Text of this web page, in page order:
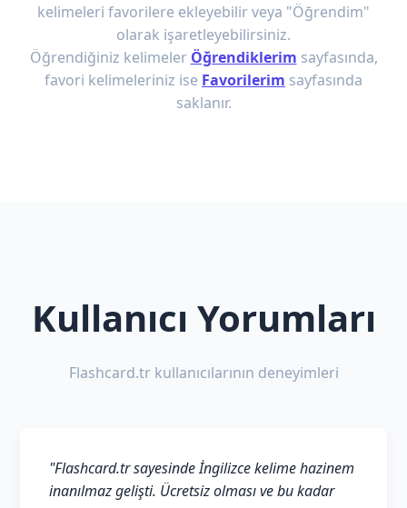
kelimeleri favorilere ekleyebilir veya "Öğrendim"
olarak işaretleyebilirsiniz.
Öğrendiğiniz kelimeler Öğrendiklerim sayfasında,
favori kelimeleriniz ise Favorilerim sayfasında
saklanır.
Kullanıcı Yorumları
Flashcard.tr kullanıcılarının deneyimleri
"Flashcard.tr sayesinde İngilizce kelime hazinem
inanılmaz gelişti. Ücretsiz olması ve bu kadar